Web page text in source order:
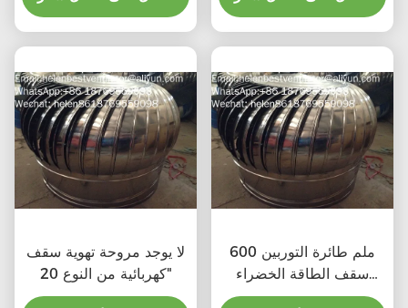
لا يوجد مروحة تهوية سقف
كهربائية من النوع 20"
600 ملم طائرة التوربين
سقف الطاقة الخضراء
مروحة الصرف الصحي